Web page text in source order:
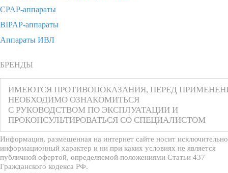
CPAP-аппараты
BIPAP-аппараты
Аппараты ИВЛ
БРЕНДЫ
ИМЕЮТСЯ ПРОТИВОПОКАЗАНИЯ, ПЕРЕД
НЕОБХОДИМО ОЗНАКОМИТЬСЯ
С РУКОВОДСТВОМ ПО ЭКСПЛУАТАЦИИ И
ПРОКОНСУЛЬТИРОВАТЬСЯ СО СПЕЦИАЛИСТОМ
Информация, размещенная на интернет сайте носит исключительно
информационный характер и ни при каких условиях не является
публичной офертой, определяемой положениями Статьи 437
Гражданского кодекса РФ.